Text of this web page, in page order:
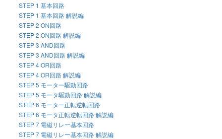
STEP 1 基本回路
STEP 1 基本回路 解説編
STEP 2 ON回路
STEP 2 ON回路 解説編
STEP 3 AND回路
STEP 3 AND回路 解説編
STEP 4 OR回路
STEP 4 OR回路 解説編
STEP 5 モーター駆動回路
STEP 5 モータ駆動回路 解説編
STEP 6 モーター正転逆転回路
STEP 6 モータ正転逆転回路 解説編
STEP 7 電磁リレー基本回路
STEP 7 電磁リレー基本回路 解説編